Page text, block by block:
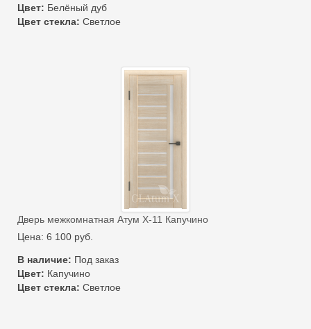
Цвет: Белёный дуб
Цвет стекла: Светлое
Дверь межкомнатная Атум Х-11 Капучино
Цена: 6 100 руб.
В наличие: Под заказ
Цвет: Капучино
Цвет стекла: Светлое